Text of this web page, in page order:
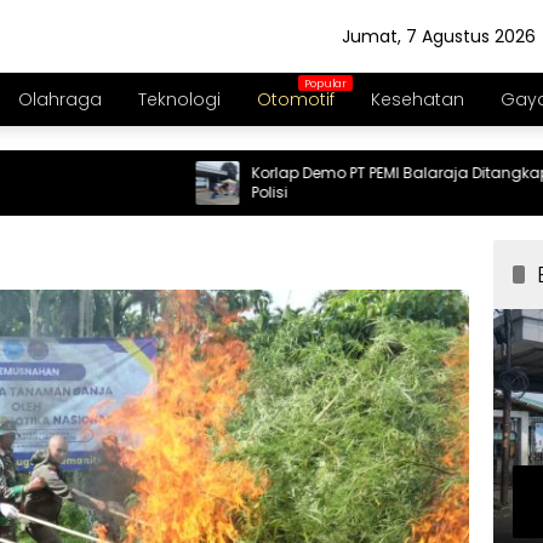
Jumat, 7 Agustus 2026
Olahraga Teknologi Otomotif Kesehatan
Korlap Demo PT PEMI Balaraja Ditangkap
Polisi